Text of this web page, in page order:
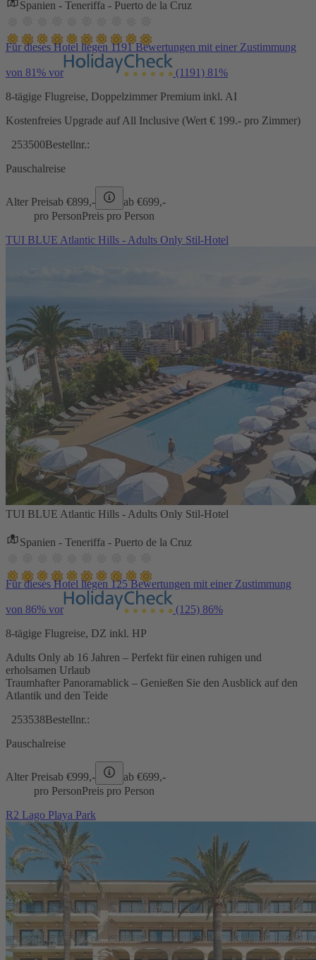
Spanien - Teneriffa - Puerto de la Cruz
Für dieses Hotel liegen 1191 Bewertungen mit einer Zustimmung
von 81% vor (1191) 81%
8-tägige Flugreise, Doppelzimmer Premium inkl. AI
Kostenfreies Upgrade auf All Inclusive (Wert € 199.- pro Zimmer)
253500Bestellnr.:
Pauschalreise
Alter Preisab €899,- ab €699,-
pro PersonPreis pro Person
TUI BLUE Atlantic Hills - Adults Only Stil-Hotel
TUI BLUE Atlantic Hills - Adults Only Stil-Hotel
Spanien - Teneriffa - Puerto de la Cruz
Für dieses Hotel liegen 125 Bewertungen mit einer Zustimmung
von 86% vor (125) 86%
8-tägige Flugreise, DZ inkl. HP
Adults Only ab 16 Jahren – Perfekt für einen ruhigen und
erholsamen Urlaub
Traumhafter Panoramablick – Genießen Sie den Ausblick auf den
Atlantik und den Teide
253538Bestellnr.:
Pauschalreise
Alter Preisab €999,- ab €699,-
pro PersonPreis pro Person
R2 Lago Playa Park